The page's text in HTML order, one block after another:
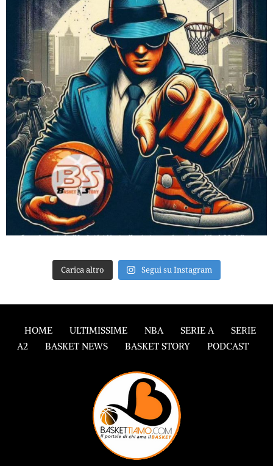
Carica altro Segui su Instagram
HOME ULTIMISSIME NBA SERIE A
SERIE
A2
BASKET NEWS BASKET STORY PODCAST